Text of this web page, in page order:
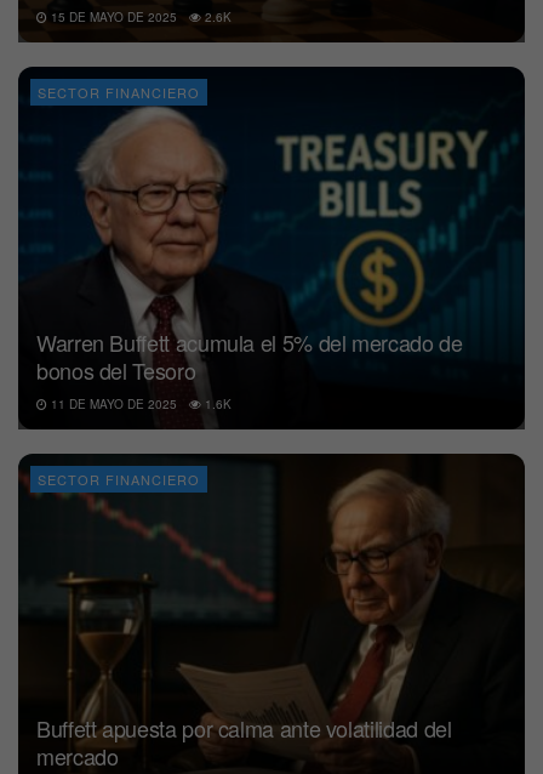
15 DE MAYO DE 2025 2.6K
SECTOR FINANCIERO
Warren Buffett acumula el 5% del mercado de
bonos del Tesoro
11 DE MAYO DE 2025 1.6K
SECTOR FINANCIERO
Buffett apuesta por calma ante volatilidad del
mercado